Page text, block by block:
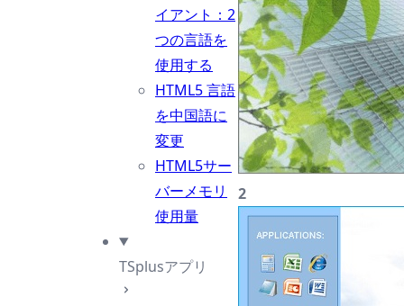
イアント：2
つの言語を
使用する
HTML5 言語
を中国語に
変更
HTML5サー
バーメモリ
使用量
TSplusアプリ
2